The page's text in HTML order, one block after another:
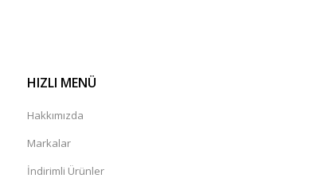
HIZLI MENÜ
Hakkımızda
Markalar
İndirimli Ürünler